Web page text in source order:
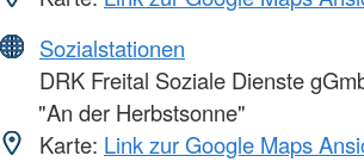
Sozialstationen
DRK Freital Soziale Dienste
"An der Herbstsonne"
Karte: Link zur Google Maps